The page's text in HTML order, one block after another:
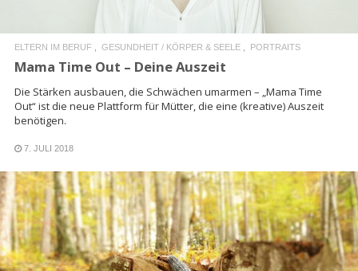
ELTERN IM BERUF GESUNDHEIT / KÖRPER & SEELE PORTRAITS
Mama Time Out – Deine Auszeit
Die Stärken ausbauen, die Schwächen umarmen – „Mama Time
Out“ ist die neue Plattform für Mütter, die eine (kreative) Auszeit
benötigen.
7. JULI 2018